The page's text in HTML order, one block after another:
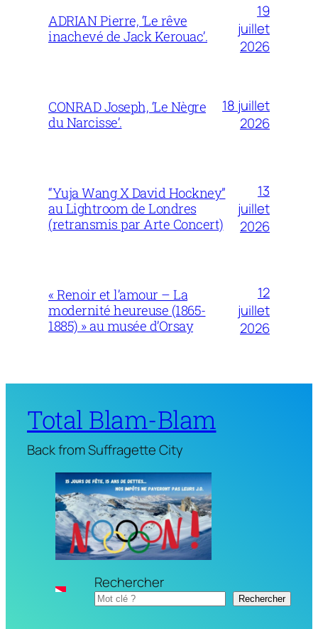
ADRIAN Pierre, ‘Le rêve
inachevé de Jack Kerouac’.
19
juillet
2026
CONRAD Joseph, ‘Le Nègre
du Narcisse’.
18 juillet
2026
“Yuja Wang X David Hockney”
au Lightroom de Londres
(retransmis par Arte Concert)
13
juillet
2026
« Renoir et l’amour – La
modernité heureuse (1865-
1885) » au musée d’Orsay
12
juillet
2026
Total Blam-Blam
Back from Suffragette City
Rechercher
Rechercher